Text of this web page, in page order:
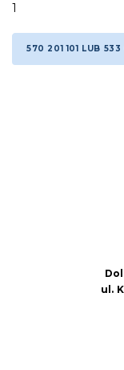
1
570 201 101 LUB
ul.